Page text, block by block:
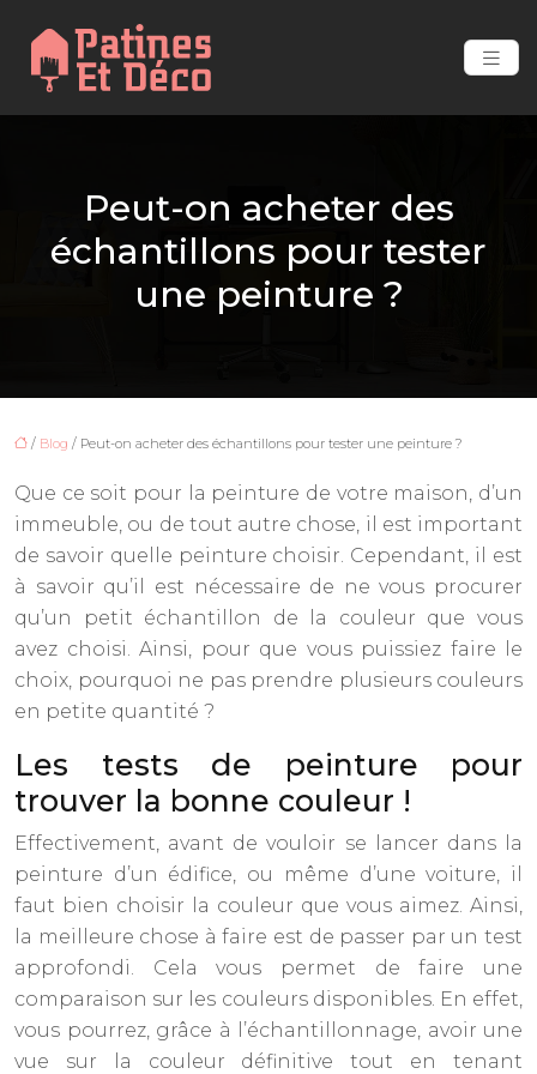
Peut-on acheter des
échantillons pour tester
une peinture ?
/ Blog / Peut-on acheter des échantillons pour tester une peinture ?
Que ce soit pour la peinture de votre maison, d’un
immeuble, ou de tout autre chose, il est important
de savoir quelle peinture choisir. Cependant, il est
à savoir qu’il est nécessaire de ne vous procurer
qu’un petit échantillon de la couleur que vous
avez choisi. Ainsi, pour que vous puissiez faire le
choix, pourquoi ne pas prendre plusieurs couleurs
en petite quantité ?
Les tests de peinture pour
trouver la bonne couleur !
Effectivement, avant de vouloir se lancer dans la
peinture d’un édifice, ou même d’une voiture, il
faut bien choisir la couleur que vous aimez. Ainsi,
la meilleure chose à faire est de passer par un test
approfondi. Cela vous permet de faire une
comparaison sur les couleurs disponibles. En effet,
vous pourrez, grâce à l’échantillonnage, avoir une
vue sur la couleur définitive tout en tenant